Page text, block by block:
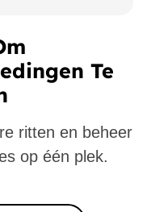
Te
ritten en beheer
op één plek.